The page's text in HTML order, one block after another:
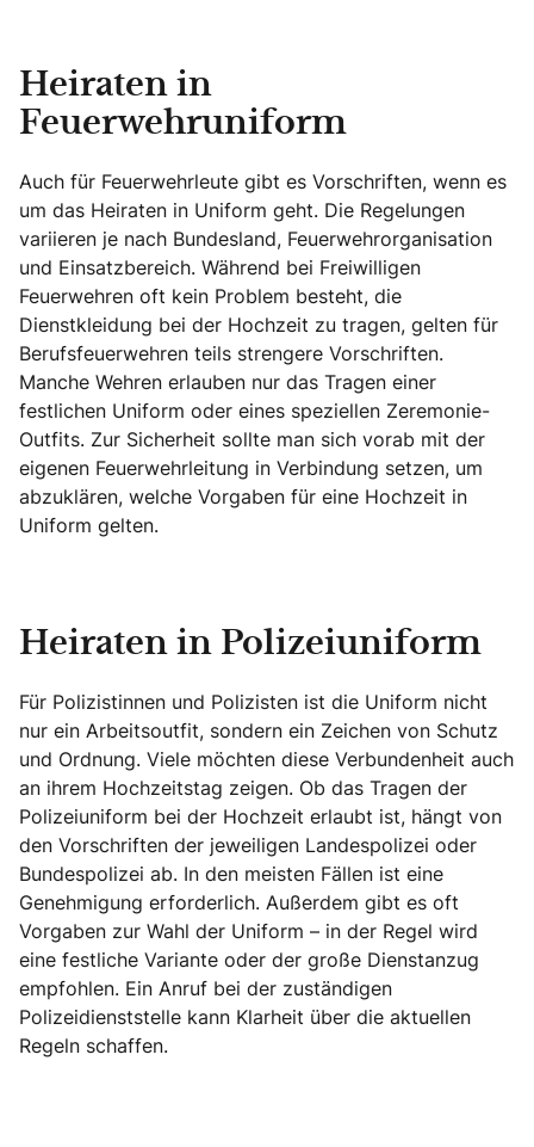
Heiraten in
Feuerwehruniform
Auch für Feuerwehrleute gibt es Vorschriften, wenn es
um das Heiraten in Uniform geht. Die Regelungen
variieren je nach Bundesland, Feuerwehrorganisation
und Einsatzbereich. Während bei Freiwilligen
Feuerwehren oft kein Problem besteht, die
Dienstkleidung bei der Hochzeit zu tragen, gelten für
Berufsfeuerwehren teils strengere Vorschriften.
Manche Wehren erlauben nur das Tragen einer
festlichen Uniform oder eines speziellen Zeremonie-
Outfits. Zur Sicherheit sollte man sich vorab mit der
eigenen Feuerwehrleitung in Verbindung setzen, um
abzuklären, welche Vorgaben für eine Hochzeit in
Uniform gelten.
Heiraten in Polizeiuniform
Für Polizistinnen und Polizisten ist die Uniform nicht
nur ein Arbeitsoutfit, sondern ein Zeichen von Schutz
und Ordnung. Viele möchten diese Verbundenheit auch
an ihrem Hochzeitstag zeigen. Ob das Tragen der
Polizeiuniform bei der Hochzeit erlaubt ist, hängt von
den Vorschriften der jeweiligen Landespolizei oder
Bundespolizei ab. In den meisten Fällen ist eine
Genehmigung erforderlich. Außerdem gibt es oft
Vorgaben zur Wahl der Uniform – in der Regel wird
eine festliche Variante oder der große Dienstanzug
empfohlen. Ein Anruf bei der zuständigen
Polizeidienststelle kann Klarheit über die aktuellen
Regeln schaffen.